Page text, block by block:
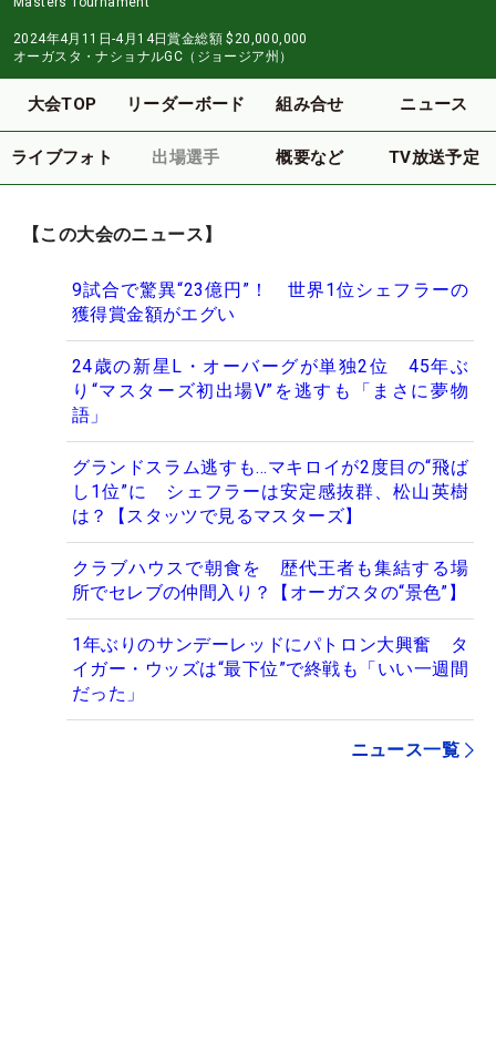
2024年4月11日-4月14日賞金総額 $20,000,000
オーガスタ・ナショナルGC（ジョージア州）
大会TOP リーダーボード 組み合せ ニュース
ライブフォト 出場選手 概要など TV放送予定
【この大会のニュース】
9試合で驚異“23億円”！ 世界1位シェフラーの
獲得賞金額がエグい
24歳の新星L・オーバーグが単独2位 45年ぶ
り“マスターズ初出場V”を逃すも「まさに夢物
語」
グランドスラム逃すも…マキロイが2度目の“飛ば
し1位”に シェフラーは安定感抜群、松山英樹
は？【スタッツで見るマスターズ】
クラブハウスで朝食を 歴代王者も集結する場
所でセレブの仲間入り？【オーガスタの“景色”】
1年ぶりのサンデーレッドにパトロン大興奮 タ
イガー・ウッズは“最下位”で終戦も「いい一週間
だった」
ニュース一覧